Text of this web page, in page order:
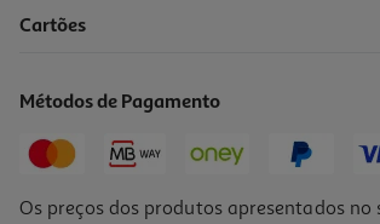
Cartões
Métodos de Pagamento
Os preços dos produtos apresentados no